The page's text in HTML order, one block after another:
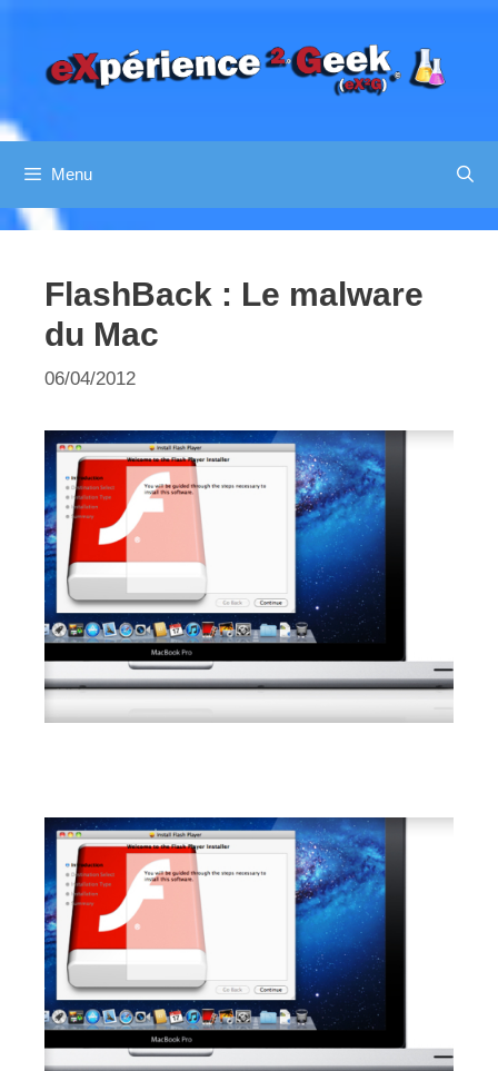
contenu
Menu
FlashBack : Le malware
du Mac
06/04/2012